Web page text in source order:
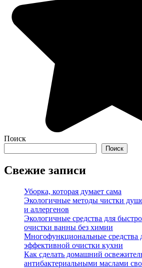
Поиск
Поиск
Свежие записи
Уборка, которая думает сама
Экологичные методы чистки
и аллергенов
Экологичные средства для
очистки ванны без химии
Многофункциональные средства
эффективной очистки кухни
Как сделать домашний
антибактериальными маслами